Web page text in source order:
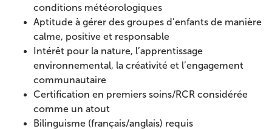
conditions météorologiques
Aptitude à gérer des groupes d’enfants de manière
calme, positive et responsable
Intérêt pour la nature, l’apprentissage
environnemental, la créativité et l’engagement
communautaire
Certification en premiers soins/RCR considérée
comme un atout
Bilinguisme (français/anglais) requis